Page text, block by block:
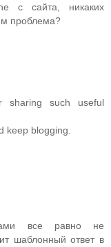
с сайта, никаких
проблема?
sharing such useful
keep blogging.
все равно не
шаблонный ответ в